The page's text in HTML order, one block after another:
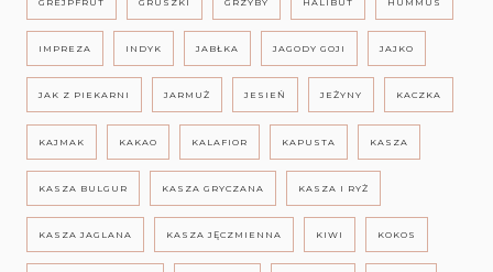
IMPREZA INDYK JABŁKA JAGODY GOJI JAJKO
JAK Z PIEKARNI JARMUŻ JESIEŃ JEŻYNY KACZKA
KAJMAK KAKAO KALAFIOR KAPUSTA KASZA
KASZA BULGUR KASZA GRYCZANA KASZA I RYŻ
KASZA JAGLANA KASZA JĘCZMIENNA KIWI KOKOS